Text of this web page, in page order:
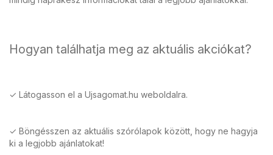
Hogyan találhatja meg az aktuális akciókat?
✓ Látogasson el a Ujsagomat.hu weboldalra.
✓ Böngésszen az aktuális szórólapok között, hogy ne hagyja
ki a legjobb ajánlatokat!